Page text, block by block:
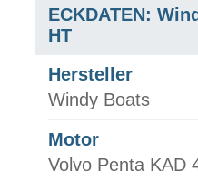
ECKDATEN:
HT
Hersteller
Windy Boats
Motor
Volvo Penta KAD